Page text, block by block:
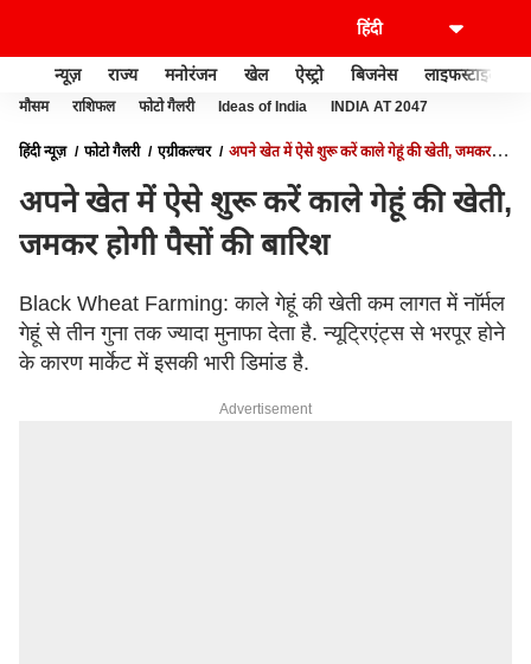
न्यूज़ राज्य मनोरंजन खेल ऐस्ट्रो बिजनेस लाइफस्टाइल
मौसम राशिफल फोटो गैलरी Ideas of India INDIA AT 2047
हिंदी न्यूज़ फोटो गैलरी एग्रीकल्चर
अपने खेत में ऐसे शुरू करें काले गेहूं की खेती, जमकर
अपने खेत में ऐसे शुरू करें काले गेहूं की खेती,
जमकर होगी पैसों की बारिश
Black Wheat Farming: काले गेहूं की खेती कम लागत में नाॅर्मल
गेहूं से तीन गुना तक ज्यादा मुनाफा देता है. न्यूट्रिएंट्स से भरपूर होने
के कारण मार्केट में इसकी भारी डिमांड है.
Advertisement